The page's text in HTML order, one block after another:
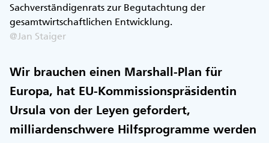
Sachverständigenrats zur Begutachtung der
gesamtwirtschaftlichen Entwicklung.
@Jan Staiger
Wir brauchen einen Marshall-Plan für
Europa, hat EU-Kommissionspräsidentin
Ursula von der Leyen gefordert,
milliardenschwere Hilfsprogramme werden